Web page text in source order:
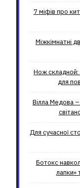
7 міфів про
Міжкімнатні
Нож складной:
для
Вілла Медова
Для сучасної
Ботокс
лапки»